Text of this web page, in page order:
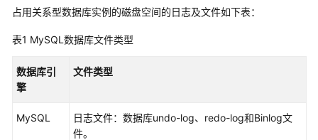
介
计
费
明
占用关系型数据库实例的磁盘空间的日志及文件如下表：
表1 MySQL数据库文件类型
数据库引
擎
文件类型
MySQL
日志文件：数据库undo-log、redo-log和Binlog文
件。